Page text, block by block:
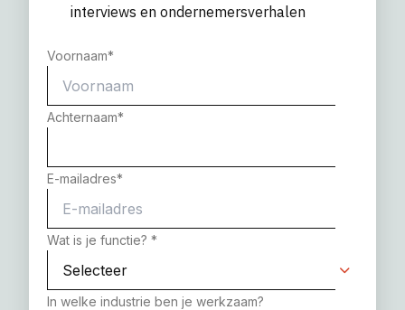
interviews en ondernemersverhalen
Voornaam*
Achternaam*
E-mailadres*
Wat is je functie? *
In welke industrie ben je werkzaam?